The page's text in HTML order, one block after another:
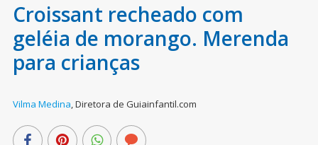
Croissant recheado com
geléia de morango. Merenda
para crianças
Vilma Medina,Diretora de Guiainfantil.com